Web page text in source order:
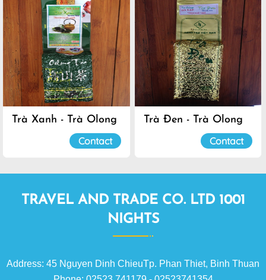
Trà Xanh - Trà Olong
Contact
Trà Đen - Trà Olong
Contact
TRAVEL AND TRADE CO. LTD 1001
NIGHTS
Address: 45 Nguyen Dinh ChieuTp. Phan Thiet, Binh Thuan